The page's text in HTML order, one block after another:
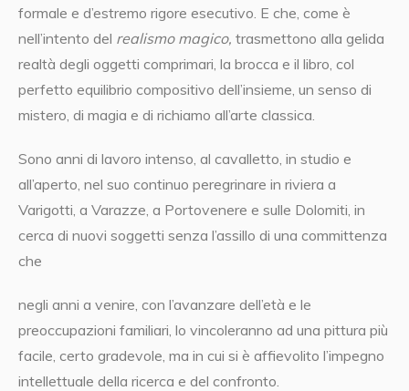
formale e d’estremo rigore esecutivo. E che, come è
nell’intento del realismo magico, trasmettono alla gelida
realtà degli oggetti comprimari, la brocca e il libro, col
perfetto equilibrio compositivo dell’insieme, un senso di
mistero, di magia e di richiamo all’arte classica.
Sono anni di lavoro intenso, al cavalletto, in studio e
all’aperto, nel suo continuo peregrinare in riviera a
Varigotti, a Varazze, a Portovenere e sulle Dolomiti, in
cerca di nuovi soggetti senza l’assillo di una committenza
che
negli anni a venire, con l’avanzare dell’età e le
preoccupazioni familiari, lo vincoleranno ad una pittura più
facile, certo gradevole, ma in cui si è affievolito l’impegno
intellettuale della ricerca e del confronto.